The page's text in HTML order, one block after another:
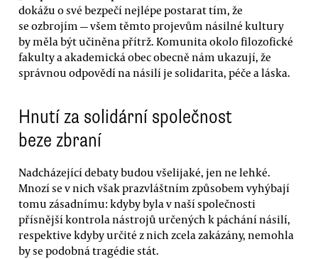
dokážu o své bezpečí nejlépe postarat tím, že
se ozbrojím — všem těmto projevům násilné kultury
by měla být učiněna přítrž. Komunita okolo filozofické
fakulty a akademická obec obecně nám ukazují, že
správnou odpovědí na násilí je solidarita, péče a láska.
Hnutí za solidární společnost
beze zbraní
Nadcházející debaty budou všelijaké, jen ne lehké.
Mnozí se v nich však prazvláštním způsobem vyhýbají
tomu zásadnímu: kdyby byla v naší společnosti
přísnější kontrola nástrojů určených k páchání násilí,
respektive kdyby určité z nich zcela zakázány, nemohla
by se podobná tragédie stát.